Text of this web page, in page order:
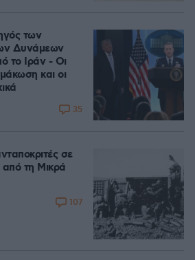
των
Δυνάμεων
το Ιράν - Οι
και οι
35
σε
τη Μικρά
107